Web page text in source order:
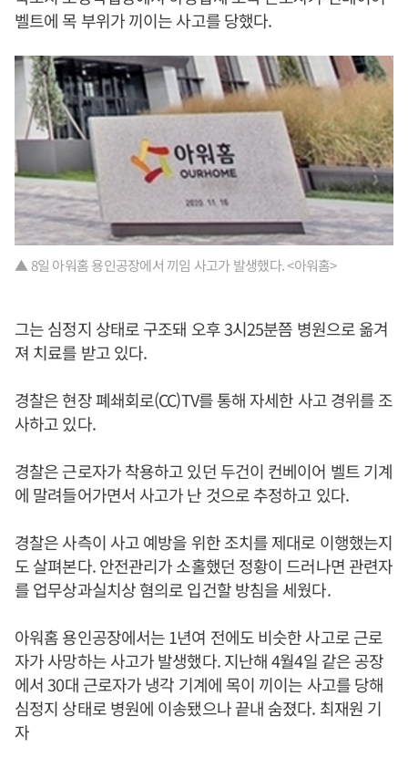
벨트에 목 부위가 끼이는 사고를 당했다.
▲ 8일 아워홈 용인공장에서 끼임 사고가 발생했다. <아워홈>
그는 심정지 상태로 구조돼 오후 3시25분쯤 병원으로 옮겨
져 치료를 받고 있다.
경찰은 현장 폐쇄회로(CC)TV를 통해 자세한 사고 경위를 조
사하고 있다.
경찰은 근로자가 착용하고 있던 두건이 컨베이어 벨트 기계
에 말려들어가면서 사고가 난 것으로 추정하고 있다.
경찰은 사측이 사고 예방을 위한 조치를 제대로 이행했는지
도 살펴본다. 안전관리가 소홀했던 정황이 드러나면 관련자
를 업무상과실치상 혐의로 입건할 방침을 세웠다.
아워홈 용인공장에서는 1년여 전에도 비슷한 사고로 근로
자가 사망하는 사고가 발생했다. 지난해 4월4일 같은 공장
에서 30대 근로자가 냉각 기계에 목이 끼이는 사고를 당해
심정지 상태로 병원에 이송됐으나 끝내 숨졌다. 최재원 기
자